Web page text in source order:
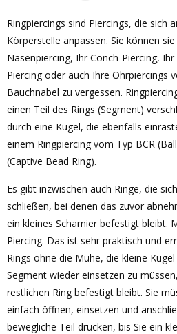
Ringpiercings sind Piercings, die sich
Körperstelle anpassen. Sie können
Nasenpiercing, Ihr Conch-Piercing,
Piercing oder auch Ihre Ohrpiercings
Bauchnabel zu vergessen.
einen Teil des Rings (Segment)
durch eine Kugel, die ebenfalls
einem Ringpiercing vom Typ BCR
(Captive Bead Ring).
Es gibt inzwischen auch Ringe, die
schließen, bei denen das zuvor
ein kleines Scharnier befestigt bleibt.
Piercing. Das ist sehr praktisch und
Rings ohne die Mühe, die kleine
Segment wieder einsetzen zu
restlichen Ring befestigt bleibt. Sie
einfach öffnen, einsetzen und
bewegliche Teil drücken, bis Sie ein